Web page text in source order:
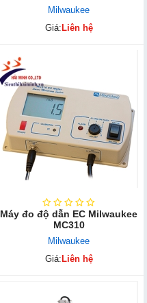
Milwaukee
Giá: Liên hệ
Máy đo độ dẫn EC Milwaukee
MC310
Milwaukee
Giá: Liên hệ